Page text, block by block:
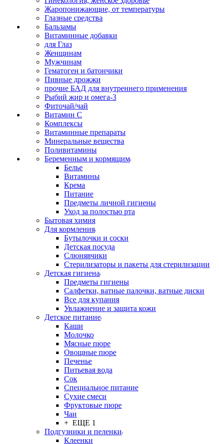
Жаропонижающие, от температуры
Глазные средства
Бальзамы
Витаминные добавки
для Глаз
Женщинам
Мужчинам
Гематоген и батончики
Пивные дрожжи
прочие БАД для внутреннего применения
Рыбий жир и омега-3
Фиточай/чай
Витамин С
Комплексы
Витаминные препараты
Минеральные вещества
Поливитамины
Беременным и кормящим
Белье
Витамины
Крема
Питание
Предметы личной гигиены
Уход за полостью рта
Бытовая химия
Для кормления
Бутылочки и соски
Детская посуда
Слюнявчики
Стерилизаторы и пакеты для стерилизации
Детская гигиена
Предметы гигиены
Салфетки, ватные палочки, ватные диски
Все для купания
Увлажнение и защита кожи
Детское питание
Каши
Молочко
Мясные пюре
Овощные пюре
Печенье
Питьевая вода
Сок
Специальное питание
Сухие смеси
Фруктовые пюре
Чаи
+ ЕЩЕ 1
Подгузники и пеленки
Клеенки